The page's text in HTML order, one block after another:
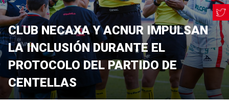
CLUB NECAXA Y ACNUR IMPULSAN
LA INCLUSIÓN DURANTE EL
PROTOCOLO DEL PARTIDO DE
CENTELLAS